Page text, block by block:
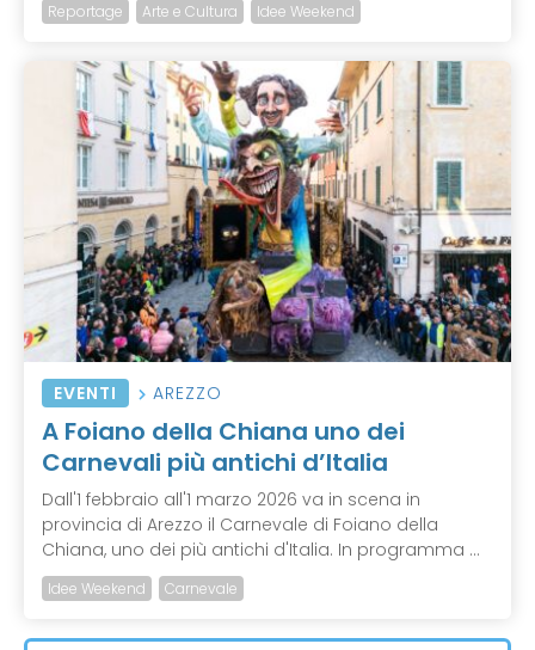
Reportage Arte e Cultura Idee Weekend
EVENTI AREZZO
A Foiano della Chiana uno dei
Carnevali più antichi d’Italia
Dall'1 febbraio all'1 marzo 2026 va in scena in
provincia di Arezzo il Carnevale di Foiano della
Chiana, uno dei più antichi d'Italia. In programma ...
Idee Weekend Carnevale